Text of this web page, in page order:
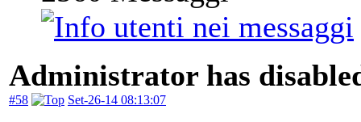
Administrator has
#58 Set-26-14 08:13:07